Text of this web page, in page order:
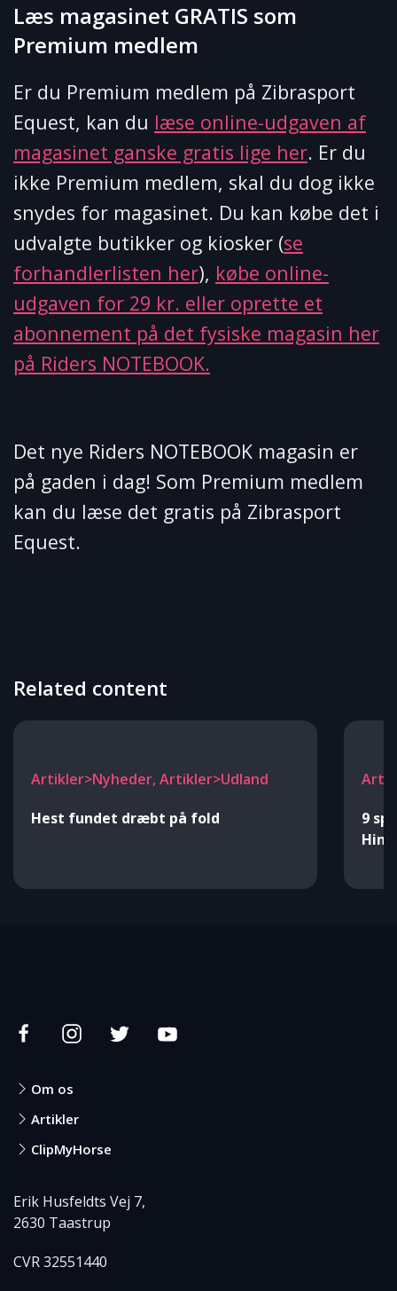
Læs magasinet GRATIS som
Premium medlem
Er du Premium medlem på Zibrasport
Equest, kan du læse online-udgaven af
magasinet ganske gratis lige her. Er du
ikke Premium medlem, skal du dog ikke
snydes for magasinet. Du kan købe det i
udvalgte butikker og kiosker (se
forhandlerlisten her), købe online-
udgaven for 29 kr. eller oprette et
abonnement på det fysiske magasin her
på Riders NOTEBOOK.
Det nye Riders NOTEBOOK magasin er
på gaden i dag! Som Premium medlem
kan du læse det gratis på Zibrasport
Equest.
Related content
Artikler>Nyheder, Artikler>Udland
Hest fundet dræbt på fold
9
Om os
Artikler
ClipMyHorse
Erik Husfeldts Vej 7,
2630 Taastrup
CVR 32551440